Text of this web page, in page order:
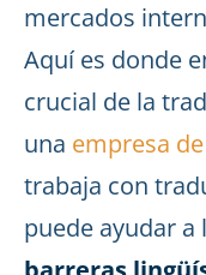
mercados
Aquí es donde
crucial de la
una empresa
trabaja con
puede ayudar a